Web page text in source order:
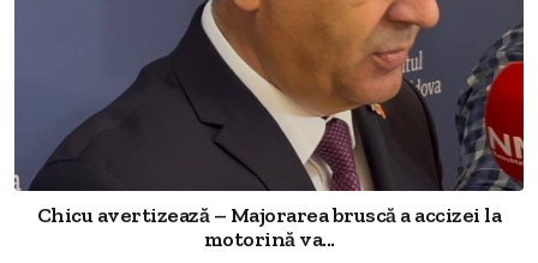
Chicu avertizează – Majorarea bruscă a accizei la
motorină va...